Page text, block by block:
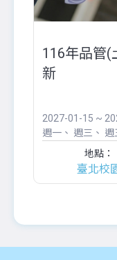
116年品管(
新
2027-01-15 ~
週一
週三 週
地點：
臺北校